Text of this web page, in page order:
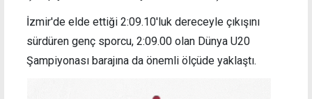
İzmir'de elde ettiği 2:09.10'luk dereceyle çıkışını
sürdüren genç sporcu, 2:09.00 olan Dünya U20
Şampiyonası barajına da önemli ölçüde yaklaştı.